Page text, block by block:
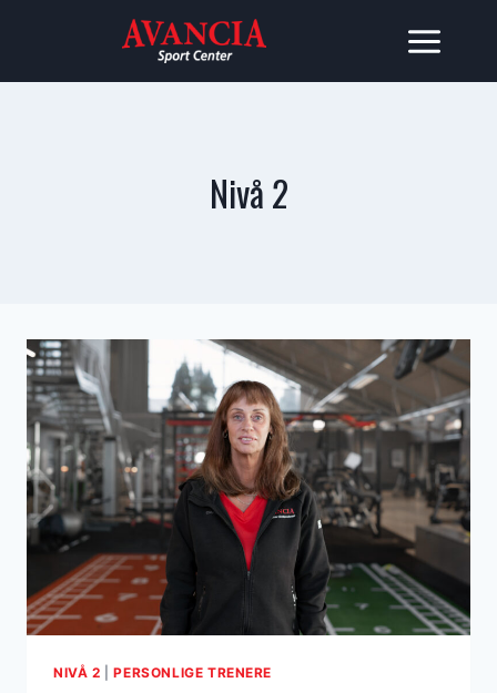
Nivå 2
NIVÅ 2 |PERSONLIGE TRENERE